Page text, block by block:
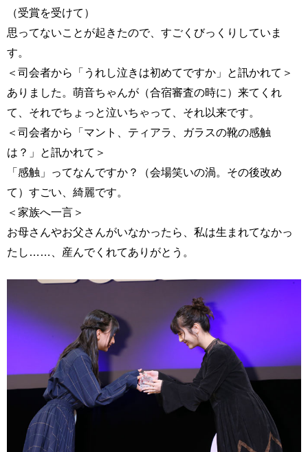
（受賞を受けて）
思ってないことが起きたので、すごくびっくりしていま
す。
＜司会者から「うれし泣きは初めてですか」と訊かれて＞
ありました。萌音ちゃんが（合宿審査の時に）来てくれ
て、それでちょっと泣いちゃって、それ以来です。
＜司会者から「マント、ティアラ、ガラスの靴の感触
は？」と訊かれて＞
「感触」ってなんですか？（会場笑いの渦。その後改め
て）すごい、綺麗です。
＜家族へ一言＞
お母さんやお父さんがいなかったら、私は生まれてなかっ
たし……、産んでくれてありがとう。